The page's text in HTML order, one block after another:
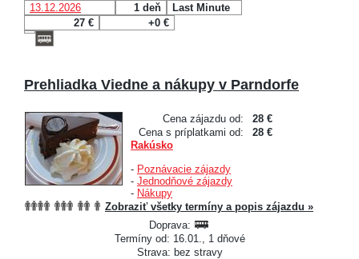
13.12.2026 1 deň
Last Minute
27 €
+0 €
Prehliadka Viedne a nákupy v Parndorfe
Cena zájazdu od:
28 €
Cena s príplatkami od:
28 €
Rakúsko
- Poznávacie zájazdy
- Jednodňové zájazdy
- Nákupy
Zobraziť všetky termíny a popis zájazdu »
Doprava:
Termíny od: 16.01., 1 dňové
Strava: bez stravy